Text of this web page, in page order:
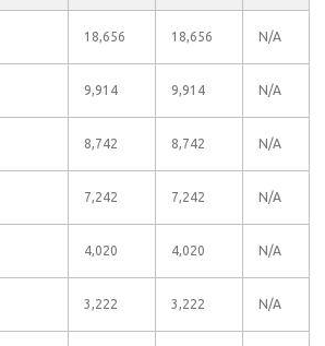
18,656 18,656 N/A
9,914 9,914 N/A
8,742 8,742 N/A
7,242 7,242 N/A
4,020 4,020 N/A
3,222 3,222 N/A